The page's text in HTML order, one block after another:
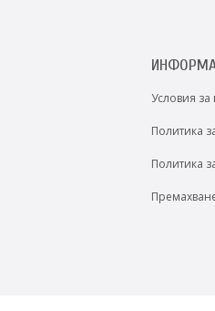
Условия за
Политика
Политика